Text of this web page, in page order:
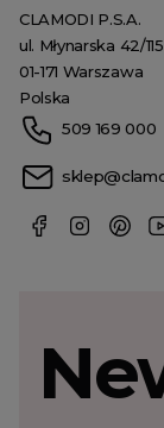
CLAMODI P.S.A.
ul. Młynarska 42/115
01-171 Warszawa
Polska
509 169 000